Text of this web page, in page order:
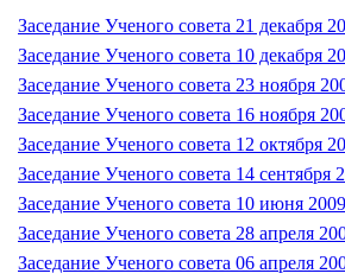
Заседание Ученого совета 21 декабря
Заседание Ученого совета 10 декабря
Заседание Ученого совета 23 ноября
Заседание Ученого совета 16 ноября
Заседание Ученого совета 12 октября
Заседание Ученого совета 14 сентября
Заседание Ученого совета 10 июня
Заседание Ученого совета 28 апреля
Заседание Ученого совета 06 апреля